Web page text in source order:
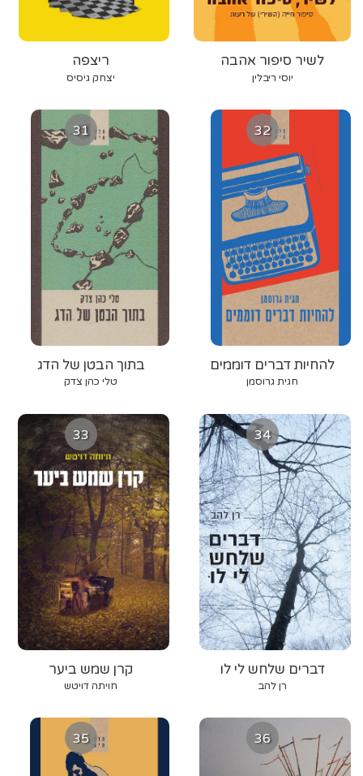
ריצפה
יצחק גיסיס
לשיר סיפור אהבה
יוסי ריבלין
31
בתוך הבטן של הדג
טלי כהן צדק
32
להחיות דברים דוממים
חגית גרוסמן
33
קרן שמש ביער
חויתה דויטש
34
דברים שלחש לי לו
רן להב
35 36